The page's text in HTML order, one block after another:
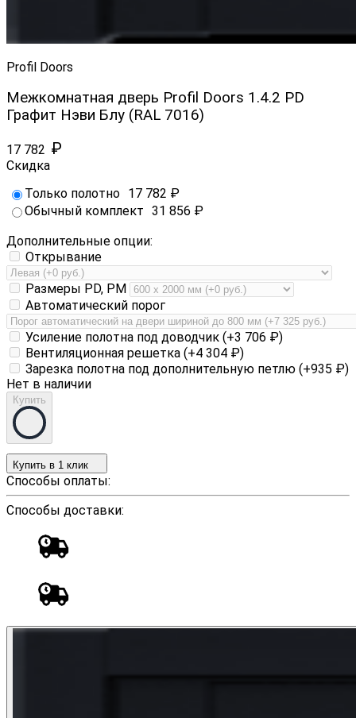
Profil Doors
Межкомнатная дверь Profil Doors 1.4.2 PD
Графит Нэви Блу (RAL 7016)
17 782 ₽
Скидка
Только полотно 17 782 ₽
Обычный комплект 31 856 ₽
Дополнительные опции:
Открывание
Размеры PD, PM
Автоматический порог
Усиление полотна под доводчик (+3 706 ₽)
Вентиляционная решетка (+4 304 ₽)
Зарезка полотна под дополнительную петлю (+935 ₽)
Нет в наличии
Купить
Купить в 1 клик
Способы оплаты:
Способы доставки: